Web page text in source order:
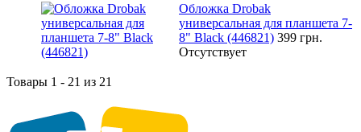
Обложка Drobak
универсальная для планшета 7-
8" Black (446821) 399 грн.
Отсутствует
Товары 1 - 21 из 21